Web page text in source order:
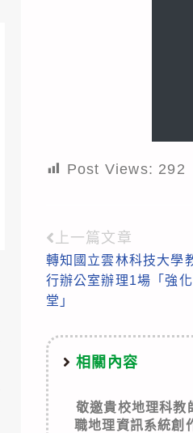
Post Views: 292
Read
more
articles
上一篇文章
轉知國立雲林科技大學
行辦公室辦理1場「強
堂」
相關內容
敬邀貴校地理科教
職地理資訊系統創